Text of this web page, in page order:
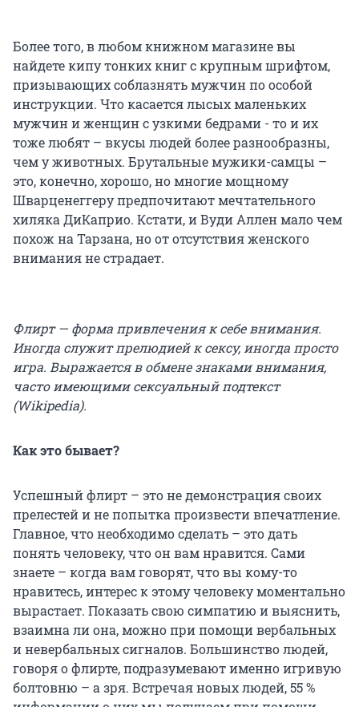
Более того, в любом книжном магазине вы
найдете кипу тонких книг с крупным шрифтом,
призывающих соблазнять мужчин по особой
инструкции. Что касается лысых маленьких
мужчин и женщин с узкими бедрами - то и их
тоже любят – вкусы людей более разнообразны,
чем у животных. Брутальные мужики-самцы –
это, конечно, хорошо, но многие мощному
Шварценеггеру предпочитают мечтательного
хиляка ДиКаприо. Кстати, и Вуди Аллен мало чем
похож на Тарзана, но от отсутствия женского
внимания не страдает.
Флирт — форма привлечения к себе внимания.
Иногда служит прелюдией к сексу, иногда просто
игра. Выражается в обмене знаками внимания,
часто имеющими сексуальный подтекст
(Wikipedia).
Как это бывает?
Успешный флирт – это не демонстрация своих
прелестей и не попытка произвести впечатление.
Главное, что необходимо сделать – это дать
понять человеку, что он вам нравится. Сами
знаете – когда вам говорят, что вы кому-то
нравитесь, интерес к этому человеку моментально
вырастает. Показать свою симпатию и выяснить,
взаимна ли она, можно при помощи вербальных
и невербальных сигналов. Большинство людей,
говоря о флирте, подразумевают именно игривую
болтовню – а зря. Встречая новых людей, 55 %